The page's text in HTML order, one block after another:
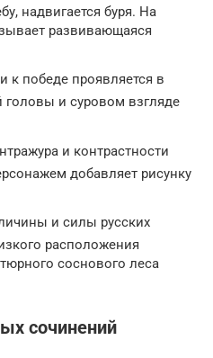
надвигается буря. На
развивающаяся
к победе проявляется в
и суровом взгляде
и контрастности
добавляет рисунку
и силы русских
расположения
соснового леса
сочинений